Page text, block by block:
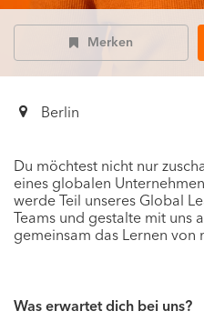
Merken
Berlin
Du möchtest nicht nur
eines globalen
werde Teil unseres Global
Teams und gestalte mit uns
gemeinsam das Lernen von
Was erwartet dich bei uns?